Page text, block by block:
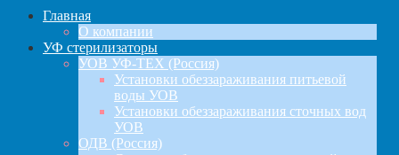
Главная
О компании
УФ стерилизаторы
УОВ УФ-ТЕХ (Россия)
Установки обеззараживания питьевой
воды УОВ
Установки обеззараживания сточных вод
УОВ
ОДВ (Россия)